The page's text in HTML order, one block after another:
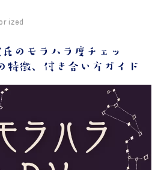
のモラハラ度チェッ
特徴、付き合い方ガイド